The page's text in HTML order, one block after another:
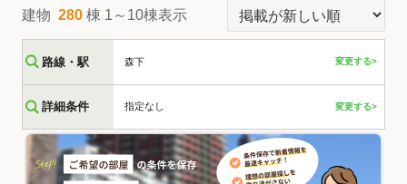
建物 280 棟 1～10棟表示
路線・駅 森下 変更する>
詳細条件 指定なし 変更する>